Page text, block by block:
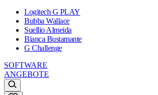
Logitech G PLAY
Bubba Wallace
Suellio Almeida
Bianca Bustamante
G Challenge
SOFTWARE
ANGEBOTE